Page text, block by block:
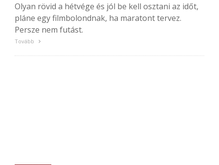
Olyan rövid a hétvége és jól be kell osztani az időt,
pláne egy filmbolondnak, ha maratont tervez.
Persze nem futást.
Tovább